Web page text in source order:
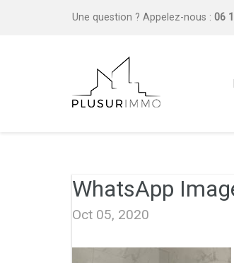
Une question ? Appelez-nous : 06
WhatsApp
Oct 05, 2020